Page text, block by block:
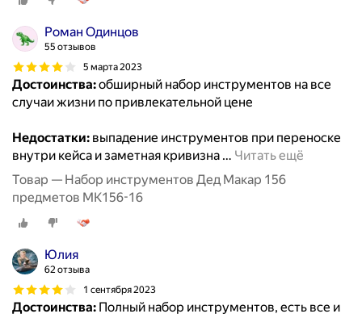
Роман Одинцов
55 отзывов
5 марта 2023
Достоинства:обширный набор инструментов на все
случаи жизни по привлекательной цене
Недостатки: выпадение инструментов при переноске
внутри кейса и заметная кривизна … Читать ещё
Товар — Набор инструментов Дед Макар 156
предметов МК156-16
Юлия
62 отзыва
1 сентября 2023
Достоинства: Полный набор инструментов, есть все и